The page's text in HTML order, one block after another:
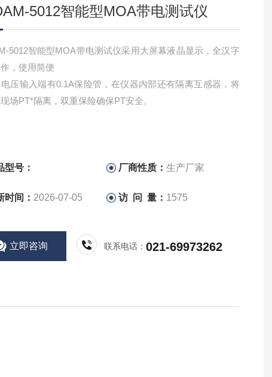
5012智能型MOA带电测试仪
5012智能型MOA带电测试仪采用大屏幕液晶显示，全汉字
，使用简便
电压输入端有0.1A保险管，在仪器内部还有隔离互感器，将
场PT*隔离，双重保险确保PT安全。
型号： 厂商性质：生产厂家
时间： 2026-07-05 访 问 量： 1575
立即咨询 联系电话：021-69973262